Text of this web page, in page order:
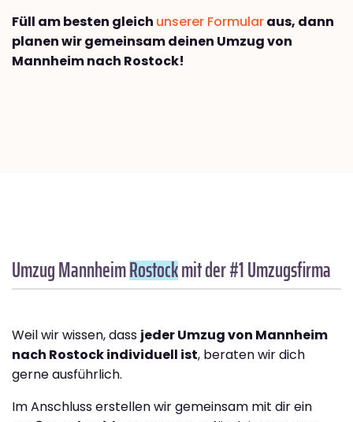
Füll am besten gleich unserer Formularaus, dann
planen wir gemeinsam deinen Umzug von
Mannheim nach Rostock!
Umzug MannheimRostockmit der #1 Umzugsfirma
Weil wir wissen, dass jeder Umzug von Mannheim
nach Rostock individuell ist, beraten wir dich
gerne ausführlich.
Im Anschluss erstellen wir gemeinsam mit dir ein